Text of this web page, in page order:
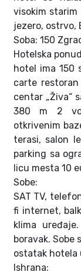
visokim starim
jezero, ostrvo,
Soba: 150
Hotelska
hotel ima 150
carte restoran
centar „Živa“
380 m 2
otkrivenim
terasi, salon
parking sa
licu mesta 10
Sobe:
SAT TV,
fi internet,
klima
boravak. Sobe
ostatak hotela
Ishrana: